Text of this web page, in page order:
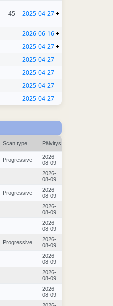
45 2025-04-27+
2026-06-16+
2025-04-27+
2025-04-27
2025-04-27
2025-04-27
2025-04-27
Scan type Päivitys
Progressive
2026-
08-09
2026-
08-09
Progressive
2026-
08-09
2026-
08-09
2026-
08-09
Progressive
2026-
08-09
2026-
08-09
2026-
08-09
2026-
08-09